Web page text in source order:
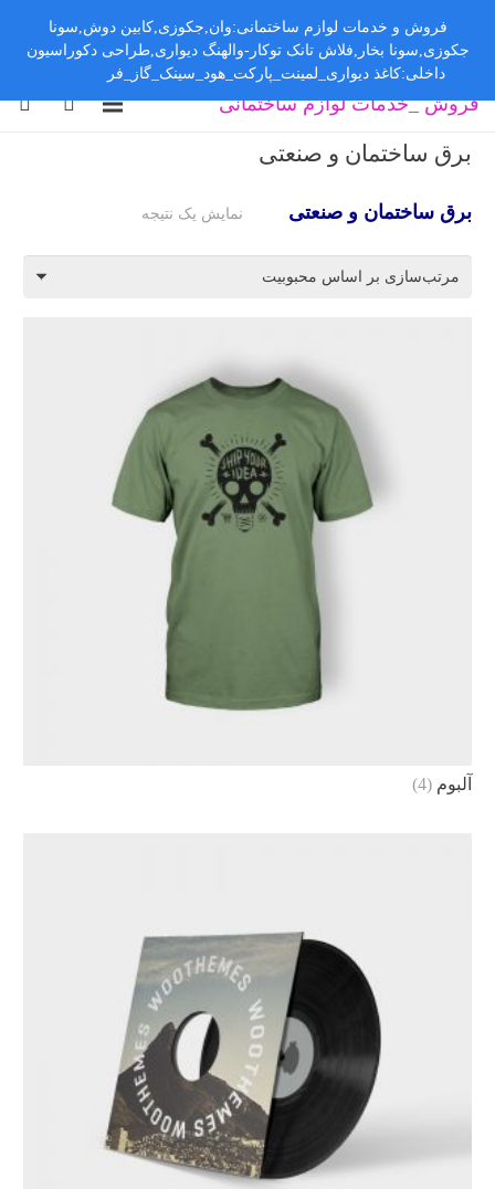
فروش _خدمات لوازم ساختمانی
برق ساختمان و صنعتی
برق ساختمان و صنعتی نمایش یک نتیجه
آلبوم (4)
فروش و خدمات لوازم ساختمانی:وان,جکوزی,کابین دوش,سونا
جکوزی,سونا بخار,فلاش تانک توکار-والهنگ دیواری,طراحی دکوراسیون
داخلی:کاغذ دیواری_لمینت_پارکت_هود_سینک_گاز_فر